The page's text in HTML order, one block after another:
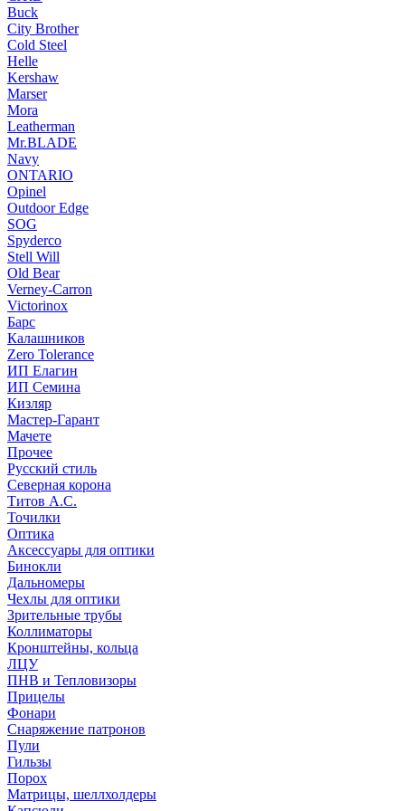
Buck
City Brother
Cold Steel
Helle
Kershaw
Marser
Mora
Leatherman
Mr.BLADE
Navy
ONTARIO
Opinel
Outdoor Edge
SOG
Spyderco
Stell Will
Old Bear
Verney-Carron
Victorinox
Барс
Калашников
Zero Tolerance
ИП Елагин
ИП Семина
Кизляр
Мастер-Гарант
Мачете
Прочее
Русский стиль
Северная корона
Титов А.С.
Точилки
Оптика
Аксессуары для оптики
Бинокли
Дальномеры
Чехлы для оптики
Зрительные трубы
Коллиматоры
Кронштейны, кольца
ЛЦУ
ПНВ и Тепловизоры
Прицелы
Фонари
Снаряжение патронов
Пули
Гильзы
Порох
Матрицы, шеллхолдеры